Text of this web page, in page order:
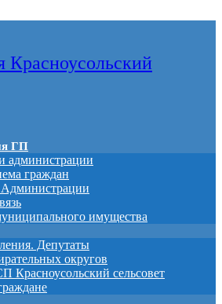
Красноусольский
ГП
администрации
граждан
имущества
Депутаты
округов
Красноусольский сельсовет